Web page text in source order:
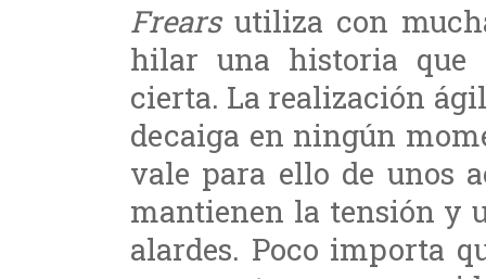
Frearsutiliza con
hilar una historia que
cierta. La realización
decaiga en ningún
vale para ello de unos
mantienen la tensión y
alardes. Poco importa